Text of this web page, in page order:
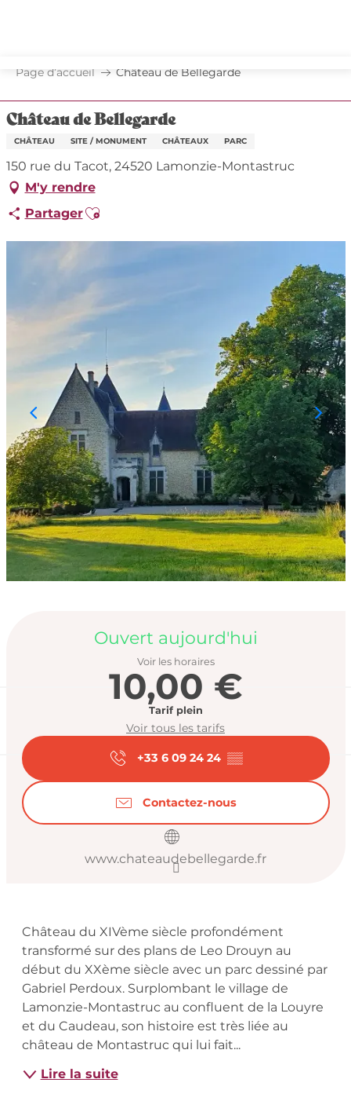
principal
Page d’accueil Château de Bellegarde
Château de Bellegarde
CHÂTEAU SITE / MONUMENT CHÂTEAUX PARC
150 rue du Tacot, 24520 Lamonzie-Montastruc
M'y rendre
PartagerAjouter aux favoris
Ouverture et
Ouvert aujourd'hui
Voir les horaires
10,00 €
Tarif plein
Voir tous les tarifs
+33 6 09 24 24 ▒▒
Contactez-nous
www.chateaudebellegarde.fr
Description
Château du XIVème siècle profondément
transformé sur des plans de Leo Drouyn au
début du XXème siècle avec un parc dessiné par
Gabriel Perdoux. Surplombant le village de
Lamonzie-Montastruc au confluent de la Louyre
et du Caudeau, son histoire est très liée au
château de Montastruc qui lui fait...
Lire la suite